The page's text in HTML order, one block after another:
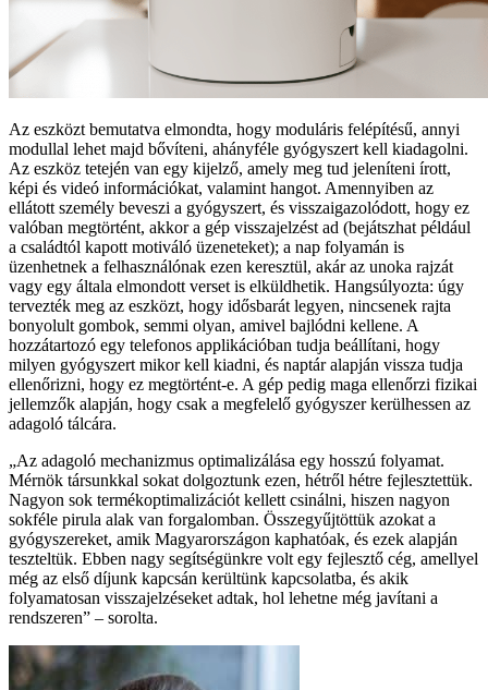
Az eszközt bemutatva elmondta, hogy moduláris felépítésű, annyi
modullal lehet majd bővíteni, ahányféle gyógyszert kell kiadagolni.
Az eszköz tetején van egy kijelző, amely meg tud jeleníteni írott,
képi és videó információkat, valamint hangot. Amennyiben az
ellátott személy beveszi a gyógyszert, és visszaigazolódott, hogy ez
valóban megtörtént, akkor a gép visszajelzést ad (bejátszhat például
a családtól kapott motiváló üzeneteket); a nap folyamán is
üzenhetnek a felhasználónak ezen keresztül, akár az unoka rajzát
vagy egy általa elmondott verset is elküldhetik. Hangsúlyozta: úgy
tervezték meg az eszközt, hogy idősbarát legyen, nincsenek rajta
bonyolult gombok, semmi olyan, amivel bajlódni kellene. A
hozzátartozó egy telefonos applikációban tudja beállítani, hogy
milyen gyógyszert mikor kell kiadni, és naptár alapján vissza tudja
ellenőrizni, hogy ez megtörtént-e. A gép pedig maga ellenőrzi fizikai
jellemzők alapján, hogy csak a megfelelő gyógyszer kerülhessen az
adagoló tálcára.
„Az adagoló mechanizmus optimalizálása egy hosszú folyamat.
Mérnök társunkkal sokat dolgoztunk ezen, hétről hétre fejlesztettük.
Nagyon sok termékoptimalizációt kellett csinálni, hiszen nagyon
sokféle pirula alak van forgalomban. Összegyűjtöttük azokat a
gyógyszereket, amik Magyarországon kaphatóak, és ezek alapján
teszteltük. Ebben nagy segítségünkre volt egy fejlesztő cég, amellyel
még az első díjunk kapcsán kerültünk kapcsolatba, és akik
folyamatosan visszajelzéseket adtak, hol lehetne még javítani a
rendszeren” – sorolta.